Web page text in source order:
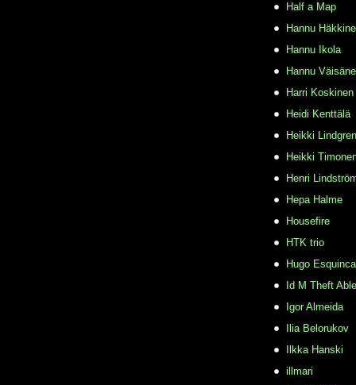
Half a Map
Hannu
Hannu Ikola
Hannu
Harri Koskinen
Heidi Kenttälä
Heikki Lindgren
Heikki
Henri
Hepa Halme
Housefire
HTK trio
Hugo Esquinca
Id M Theft Able
Igor Almeida
Ilia Belorukov
Ilkka Hanski
illmari